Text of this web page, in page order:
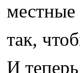
местные
так,
И